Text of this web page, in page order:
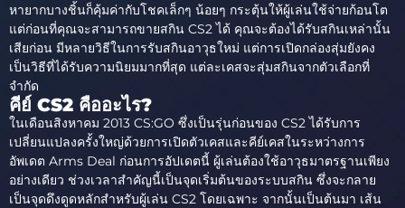
หายากบางชิ้นก็คุ้มค่ากับโชคเล็กๆ น้อยๆ กระตุ้นให้ผู้เล่นใช้จ่ายก้อนโต
แต่ก่อนที่คุณจะสามารถขายสกิน CS2 ได้ คุณจะต้องได้รับสกินเหล่านั้น
เสียก่อน มีหลายวิธีในการรับสกินอาวุธใหม่ แต่การเปิดกล่องสุ่มยังคง
เป็นวิธีที่ได้รับความนิยมมากที่สุด แต่ละเคสจะสุ่มสกินจากตัวเลือกที่
จำกัด
คีย์ CS2 คืออะไร?
ในเดือนสิงหาคม 2013 CS:GO ซึ่งเป็นรุ่นก่อนของ CS2 ได้รับการ
เปลี่ยนแปลงครั้งใหญ่ด้วยการเปิดตัวเคสและคีย์เคสในระหว่างการ
อัพเดต Arms Deal ก่อนการอัปเดตนี้ ผู้เล่นต้องใช้อาวุธมาตรฐานเพียง
อย่างเดียว ช่วงเวลาสำคัญนี้เป็นจุดเริ่มต้นของระบบสกิน ซึ่งจะกลาย
เป็นจุดดึงดูดหลักสำหรับผู้เล่น CS2 โดยเฉพาะ จากนั้นเป็นต้นมา เส้น